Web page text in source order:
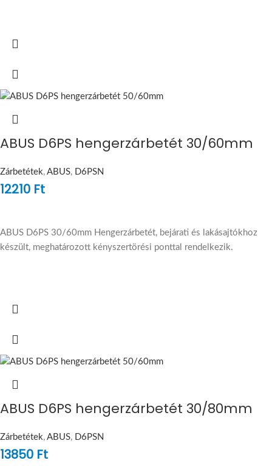
ABUS D6PS hengerzárbetét 30/60mm
Zárbetétek, ABUS, D6PSN
12210 Ft
ABUS D6PS 30/60mm Hengerzárbetét, bejárati és lakásajtókhoz
készült, meghatározott kényszertörési ponttal rendelkezik.
ABUS D6PS hengerzárbetét 30/80mm
Zárbetétek, ABUS, D6PSN
13850 Ft